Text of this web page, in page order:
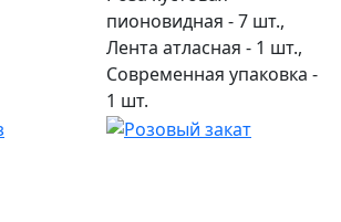
пионовидная - 7 шт.,
Лента атласная - 1 шт.,
Современная упаковка -
1 шт.